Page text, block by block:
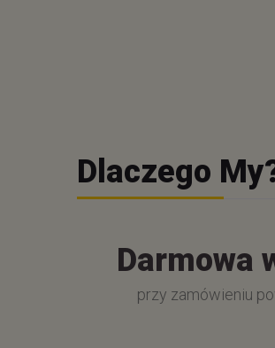
Dlaczego
Darmowa
przy zamówieniu